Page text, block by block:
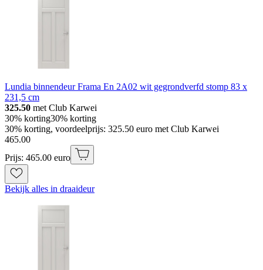
Lundia binnendeur Frama En 2A02 wit gegrondverfd stomp 83 x
231,5 cm
325.50 met Club Karwei
30% korting30% korting
30% korting, voordeelprijs: 325.50 euro met Club Karwei
465.00
Prijs: 465.00 euro
Bekijk alles in draaideur